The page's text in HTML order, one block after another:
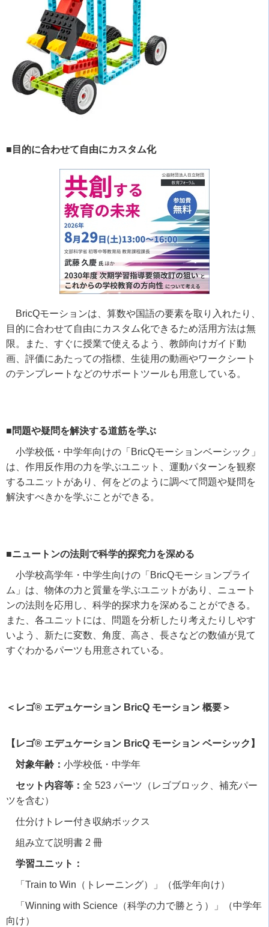
■目的に合わせて自由にカスタム化
BricQモーションは、算数や国語の要素を取り入れたり、
目的に合わせて自由にカスタム化できるため活用方法は無
限。また、すぐに授業で使えるよう、教師向けガイド動
画、評価にあたっての指標、生徒用の動画やワークシート
のテンプレートなどのサポートツールも用意している。
■問題や疑問を解決する道筋を学ぶ
小学校低・中学年向けの「 BricQモーションベーシック」
は、作用反作用の力を学ぶユニット、運動パターンを観察
するユニットがあり、何をどのように調べて問題や疑問を
解決すべきかを学ぶことができる。
■ニュートンの法則で科学的探究力を深める
小学校高学年・中学生向けの「 BricQモーションプライ
ム」は、物体の力と質量を学ぶユニットがあり、ニュート
ンの法則を応用し、科学的探求力を深めることができる。
また、各ユニットには、問題を分析したり考えたりしやす
いよう、新たに変数、角度、高さ、長さなどの数値が見て
すぐわかるパーツも用意されている。
＜レゴ® エデュケーション BricQ モーション 概要＞
【レゴ® エデュケーション BricQ モーション ベーシック】
対象年齢： 小学校低・中学年
セット内容等： 全 523 パーツ（レゴブロック、補充パー
ツを含む）
仕分けトレー付き収納ボックス
組み立て説明書 2 冊
学習ユニット：
「 Train to Win （トレーニング）」（低学年向け）
「 Winning with Science （科学の力で勝とう）」（中学年
向け）